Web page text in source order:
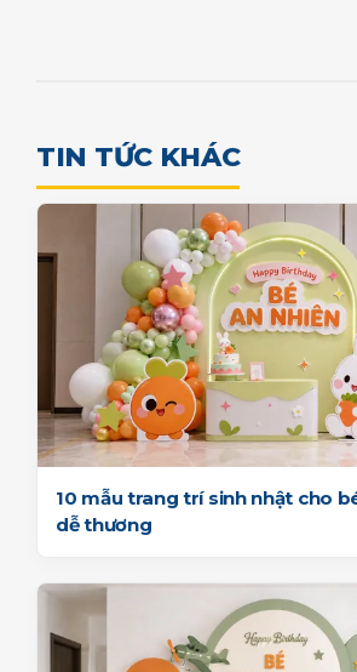
TIN TỨC KHÁC
10 mẫu trang trí sinh nhật cho
dễ thương